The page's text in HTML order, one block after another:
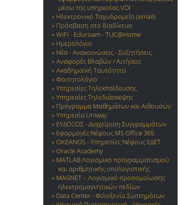
μέσω της υπηρεσίας VDI
Ηλεκτρονικό Ταχυδρομείο (email)
Πρόσβαση στο διαδίκτυο
WiFi - Eduroam - TUC@Home
Ημερολόγιο
Νέα - Ανακοινώσεις - Συζητήσεις
Αναφορές Βλαβών / Αιτήσεις
Ακαδημαϊκή Ταυτότητα
Φοιτητολόγιο
Υπηρεσίες Τηλεκπαίδευσης
Υπηρεσίες Τηλεδιάσκεψης
Πρόγραμμα Μαθημάτων και Αιθουσών
Υπηρεσία Uniway
ΕΥΔΟΞΟΣ - Διαχείριση Συγγραμμάτων
Εφαρμογές Νέφους MS Office 365
OKEANOS - Υπηρεσίες Νέφους ΕΔΕΤ
Oracle Academy
MATLAB Λογισμικό προγραμματισμού
και αριθμητικής υπολογιστικής
MAGNET – Λογισμικό προσομοίωσης
ηλεκτρομαγνητικών πεδίων
Data Center - Φιλοξενία Συστημάτων